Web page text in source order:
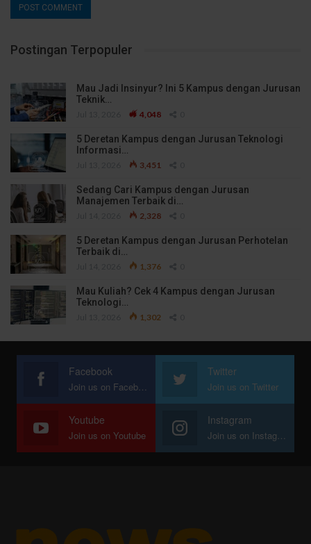
Postingan Terpopuler
Mau Jadi Insinyur? Ini 5 Kampus dengan Jurusan
Teknik…
4,048
5 Deretan Kampus dengan Jurusan Teknologi
Informasi…
3,451
Sedang Cari Kampus dengan Jurusan
Manajemen Terbaik di…
2,328
5 Deretan Kampus dengan Jurusan Perhotelan
Terbaik di…
1,376
Mau Kuliah? Cek 4 Kampus dengan Jurusan
Teknologi…
1,302
Facebook
Join us on Facebook
Twitter
Join us on Twitter
Youtube
Join us on Youtube
Instagram
Join us on Instagram